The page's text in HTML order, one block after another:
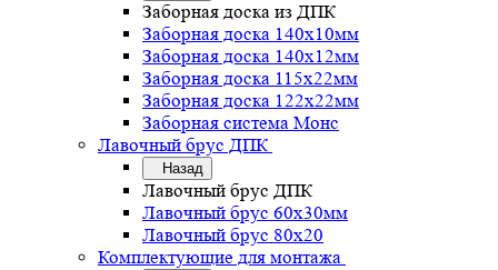
Заборная доска из ДПК
Заборная доска 140х10мм
Заборная доска 140х12мм
Заборная доска 115х22мм
Заборная доска 122х22мм
Заборная система Монс
Лавочный брус ДПК
Назад
Лавочный брус ДПК
Лавочный брус 60х30мм
Лавочный брус 80х20
Комплектующие для монтажа